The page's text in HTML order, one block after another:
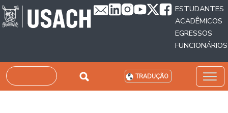
Passar para o conteúdo principal
ESTUDANTES
ACADÊMICOS
EGRESSOS
FUNCIONÁRIOS
Pesquisar TRADUÇÃO